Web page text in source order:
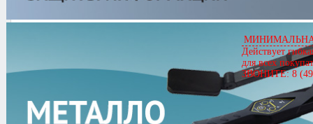
Действует
для всех
ЗВОНИТЕ: 8